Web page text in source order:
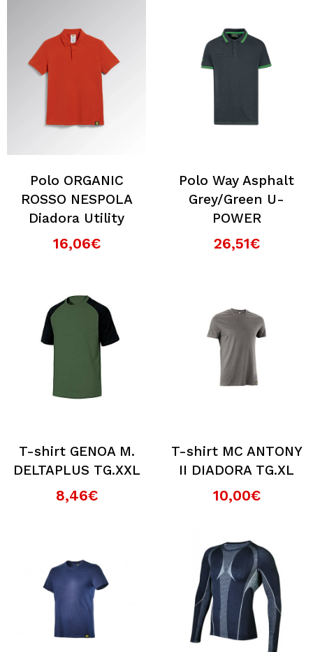
Polo ORGANIC
ROSSO NESPOLA
Diadora Utility
16,06€
Polo Way Asphalt
Grey/Green U-
POWER
26,51€
T-shirt GENOA M.
DELTAPLUS TG.XXL
8,46€
T-shirt MC ANTONY
II DIADORA TG.XL
10,00€